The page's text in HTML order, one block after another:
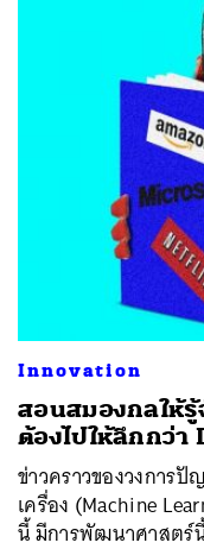
Innovation
สอนสมองกลให้
ต้องไปให้ลึกกว่า
ข่าวคราวของวงการ
เครื่อง (Machine
นี้ มีการพัฒนาศาสตร์